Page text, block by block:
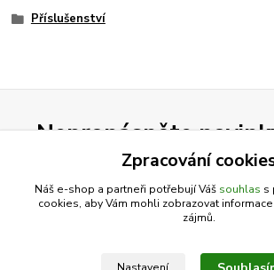
Příslušenství
Nepropásněte
slevy!
zpracováním osobních údajůza účelem
Zpracování
Náš e-shop a partneři potřebují Váš souhlas s
cookies, aby Vám mohli zobrazovat
zájmů.